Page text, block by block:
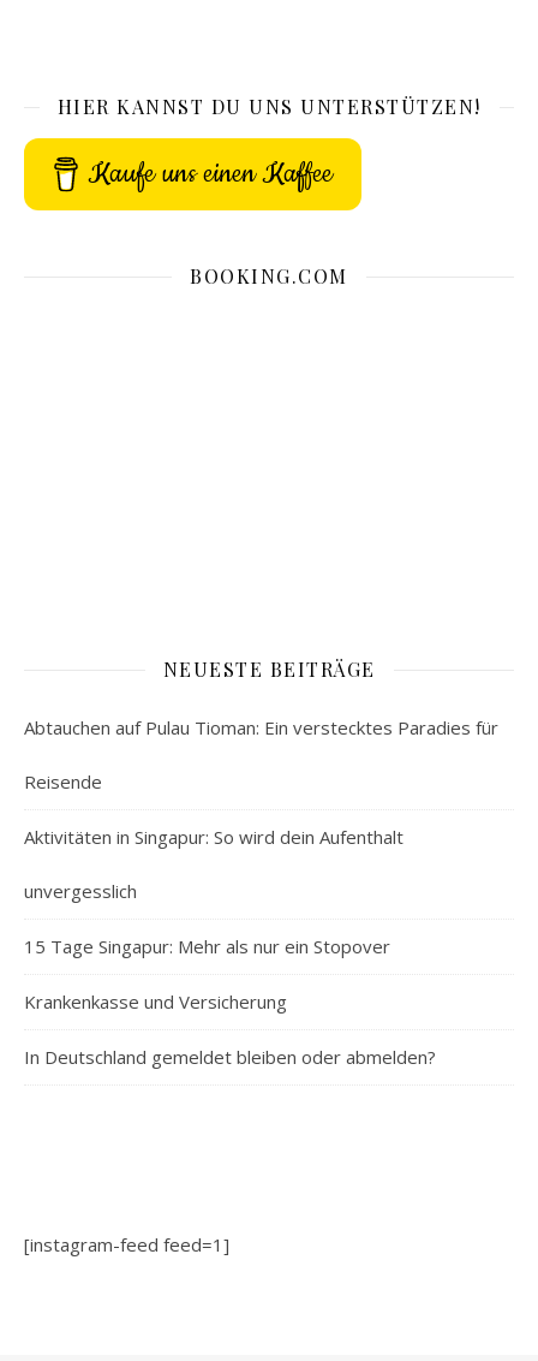
HIER KANNST DU UNS UNTERSTÜTZEN!
Kaufe uns einen Kaffee
BOOKING.COM
NEUESTE BEITRÄGE
Abtauchen auf Pulau Tioman: Ein verstecktes Paradies für
Reisende
Aktivitäten in Singapur: So wird dein Aufenthalt
unvergesslich
15 Tage Singapur: Mehr als nur ein Stopover
Krankenkasse und Versicherung
In Deutschland gemeldet bleiben oder abmelden?
[instagram-feed feed=1]